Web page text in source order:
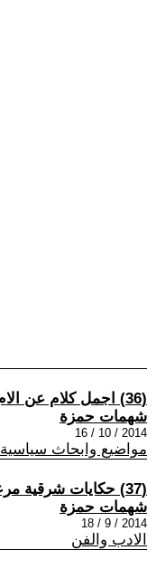
(36) اجمل كلام عن الام
شهمات حمزة
2014 / 10 / 16
مواضيع وابحاث سياسية
(37) حكايات شرقية مرعبة ... عفاريت المقابر
شهمات حمزة
2014 / 9 / 18
الادب والفن